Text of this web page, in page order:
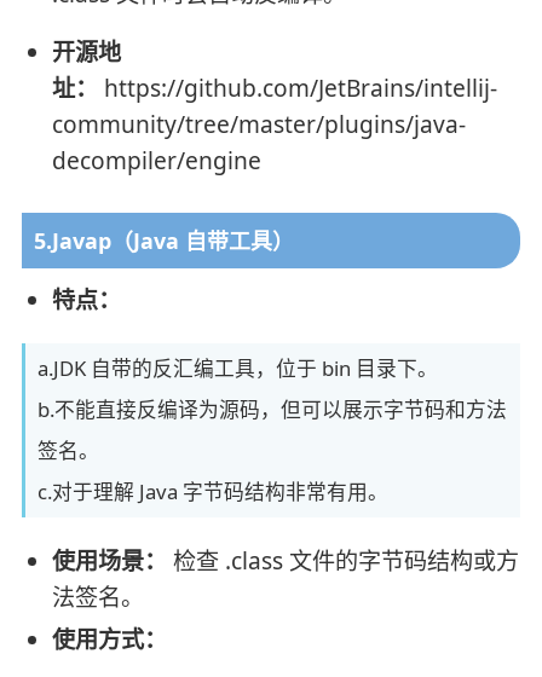
开源地
址：
https://github.com/JetBrains/intellij-
community/tree/master/plugins/java-
decompiler/engine
5.Javap（Java 自带工具）
特点：
a.JDK 自带的反汇编工具，位于 bin 目录下。
b.不能直接反编译为源码，但可以展示字节码和方法
签名。
c.对于理解 Java 字节码结构非常有用。
使用场景：
检查 .class 文件的字节码结构或方
法签名。
使用方式：